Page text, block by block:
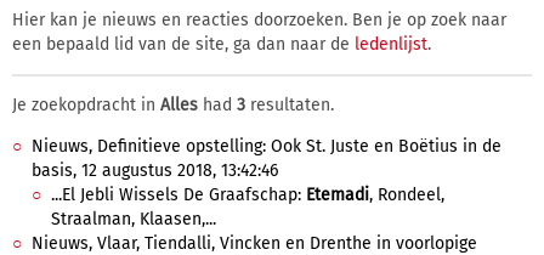
Hier kan je nieuws en reacties doorzoeken. Ben je op zoek naar
een bepaald lid van de site, ga dan naar de ledenlijst.
Je zoekopdracht in Alles had 3 resultaten.
Nieuws, Definitieve opstelling: Ook St. Juste en Boëtius in de
basis, 12 augustus 2018, 13:42:46
...El Jebli Wissels De Graafschap: Etemadi, Rondeel,
Straalman, Klaasen,...
Nieuws, Vlaar, Tiendalli, Vincken en Drenthe in voorlopige